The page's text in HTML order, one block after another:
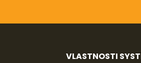
VLASTNOSTI